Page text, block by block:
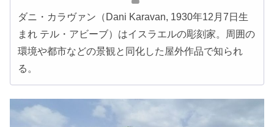
ダニ・カラヴァン（Dani Karavan, 1930年12月7日生
まれ テル・アビーブ）はイスラエルの彫刻家。周囲の
環境や都市などの景観と同化した屋外作品で知られ
る。